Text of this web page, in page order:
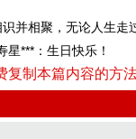
并相聚，无论人生走
***：生日快乐！
复制本篇内容的方